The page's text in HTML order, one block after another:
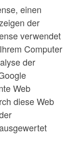
einen
der
verwendet
Computer
der
Web
diese Web